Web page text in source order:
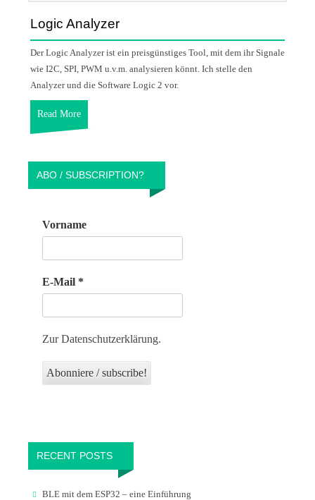
Logic Analyzer
Der Logic Analyzer ist ein preisgünstiges Tool, mit dem ihr Signale
wie I2C, SPI, PWM u.v.m. analysieren könnt. Ich stelle den
Analyzer und die Software Logic 2 vor.
Read More
ABO / SUBSCRIPTION?
Vorname
E-Mail *
Zur Datenschutzerklärung.
RECENT POSTS
BLE mit dem ESP32 – eine Einführung